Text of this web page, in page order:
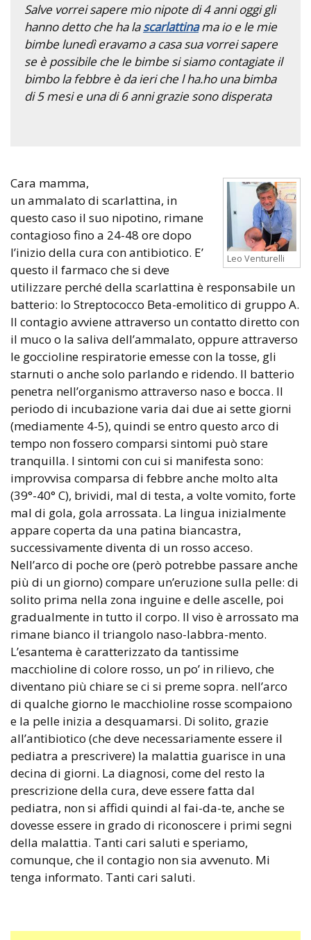
Salve vorrei sapere mio nipote di 4 anni oggi gli
hanno detto che ha lascarlattinama io e le mie
bimbe lunedì eravamo a casa sua vorrei sapere
se è possibile che le bimbe si siamo contagiate il
bimbo la febbre è da ieri che l ha.ho una bimba
di 5 mesi e una di 6 anni grazie sono disperata
Leo Venturelli
Cara mamma,
un ammalato di scarlattina, in
questo caso il suo nipotino, rimane
contagioso fino a 24-48 ore dopo
l’inizio della cura con antibiotico. E’
questo il farmaco che si deve
utilizzare perché della scarlattina è responsabile un
batterio: lo Streptococco Beta-emolitico di gruppo A.
Il contagio avviene attraverso un contatto diretto con
il muco o la saliva dell’ammalato, oppure attraverso
le goccioline respiratorie emesse con la tosse, gli
starnuti o anche solo parlando e ridendo. Il batterio
penetra nell’organismo attraverso naso e bocca. Il
periodo di incubazione varia dai due ai sette giorni
(mediamente 4-5), quindi se entro questo arco di
tempo non fossero comparsi sintomi può stare
tranquilla. I sintomi con cui si manifesta sono:
improvvisa comparsa di febbre anche molto alta
(39°-40° C), brividi, mal di testa, a volte vomito, forte
mal di gola, gola arrossata. La lingua inizialmente
appare coperta da una patina biancastra,
successivamente diventa di un rosso acceso.
Nell’arco di poche ore (però potrebbe passare anche
più di un giorno) compare un’eruzione sulla pelle: di
solito prima nella zona inguine e delle ascelle, poi
gradualmente in tutto il corpo. Il viso è arrossato ma
rimane bianco il triangolo naso-labbra-mento.
L’esantema è caratterizzato da tantissime
macchioline di colore rosso, un po’ in rilievo, che
diventano più chiare se ci si preme sopra. nell’arco
di qualche giorno le macchioline rosse scompaiono
e la pelle inizia a desquamarsi. Di solito, grazie
all’antibiotico (che deve necessariamente essere il
pediatra a prescrivere) la malattia guarisce in una
decina di giorni. La diagnosi, come del resto la
prescrizione della cura, deve essere fatta dal
pediatra, non si affidi quindi al fai-da-te, anche se
dovesse essere in grado di riconoscere i primi segni
della malattia. Tanti cari saluti e speriamo,
comunque, che il contagio non sia avvenuto. Mi
tenga informato. Tanti cari saluti.